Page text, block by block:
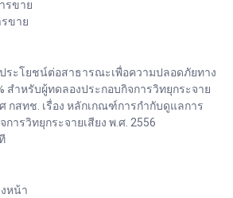
รขาย
ขาย
ระโยชน์ต่อสาธารณะเพื่อความปลอดภัยทาง
สำหรับผู้ทดลองประกอบกิจการวิทยุกระจาย
กสทช. เรื่อง หลักเกณฑ์การกำกับดูแลการ
ารวิทยุกระจายเสียง พ.ศ. 2556
หน้า